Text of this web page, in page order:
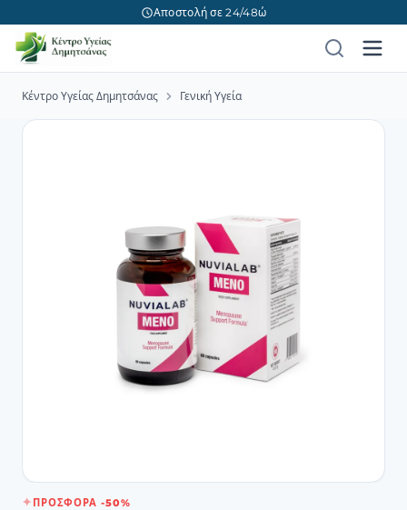
Αποστολή σε 24/48ώ
Κέντρο Υγείας Δημητσάνας Γενική Υγεία
ΠΡΟΣΦΟΡΆ -50%